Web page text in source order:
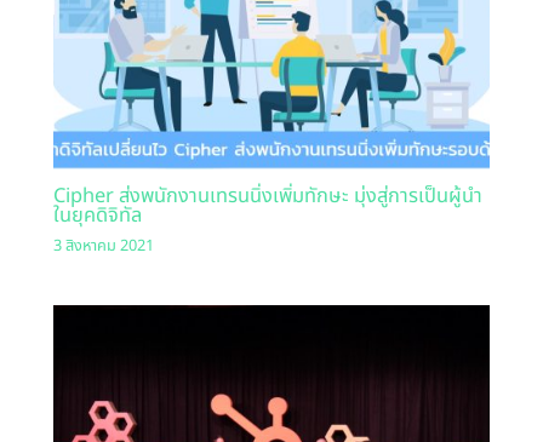
Cipher ส่งพนักงานเทรนนิ่งเพิ่มทักษะ มุ่งสู่การเป็นผู้นำ
ในยุคดิจิทัล
3 สิงหาคม 2021